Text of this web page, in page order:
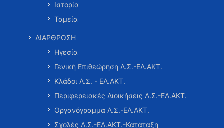
Ιστορία
Ταμεία
ΔΙΑΡΘΡΩΣΗ
Ηγεσία
Γενική Επιθεώρηση Λ.Σ.-ΕΛ.ΑΚΤ.
Κλάδοι Λ.Σ. - ΕΛ.ΑΚΤ.
Περιφερειακές Διοικήσεις Λ.Σ.-ΕΛ.ΑΚΤ.
Οργανόγραμμα Λ.Σ.-ΕΛ.ΑΚΤ.
Σχολές Λ.Σ.-ΕΛ.ΑΚΤ.-Κατάταξη